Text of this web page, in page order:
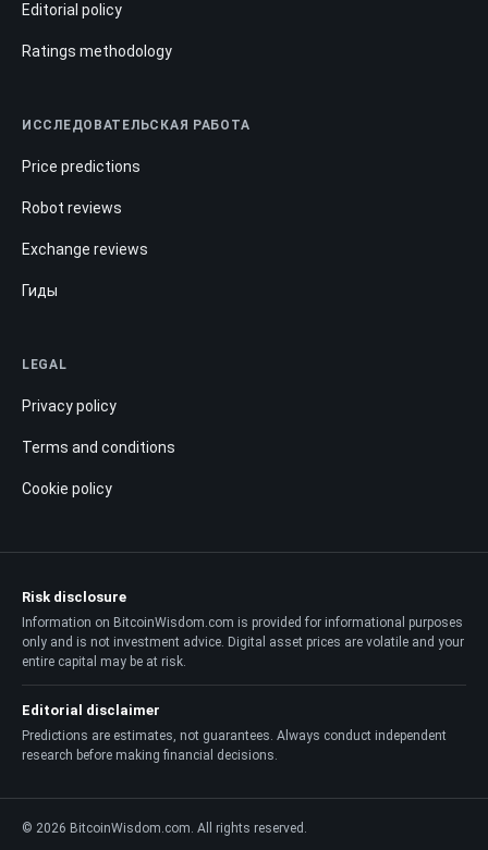
Editorial policy
Ratings methodology
ИССЛЕДОВАТЕЛЬСКАЯ РАБОТА
Price predictions
Robot reviews
Exchange reviews
Гиды
LEGAL
Privacy policy
Terms and conditions
Cookie policy
Risk disclosure
Information on BitcoinWisdom.com is provided for informational purposes
only and is not investment advice. Digital asset prices are volatile and your
entire capital may be at risk.
Editorial disclaimer
Predictions are estimates, not guarantees. Always conduct independent
research before making financial decisions.
© 2026 BitcoinWisdom.com. All rights reserved.